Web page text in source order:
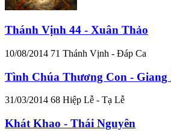
Thánh Vịnh 44 - Xuân Thảo
10/08/2014 71 Thánh Vịnh - Đáp Ca
Tình Chúa Thương Con - Giang
31/03/2014 68 Hiệp Lễ - Tạ Lễ
Khát Khao - Thái Nguyên